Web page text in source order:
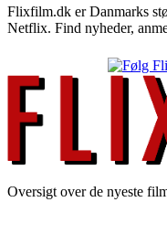
Flixfilm.dk er Danmarks
Netflix. Find nyheder,
Oversigt over de nyeste